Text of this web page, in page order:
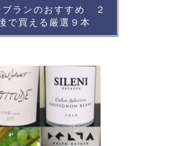
ブランのおすすめ ２
で買える厳選９本